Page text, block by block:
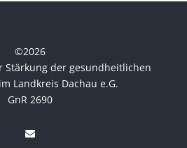
©2026
Stärkung der gesundheitlichen
Landkreis Dachau e.G.
GnR 2690